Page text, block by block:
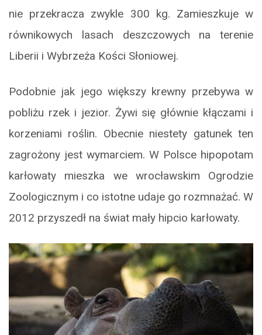
nie przekracza zwykle 300 kg. Zamieszkuje w
równikowych lasach deszczowych na terenie
Liberii i Wybrzeża Kości Słoniowej.
Podobnie jak jego większy krewny przebywa w
pobliżu rzek i jezior. Żywi się głównie kłączami i
korzeniami roślin. Obecnie niestety gatunek ten
zagrożony jest wymarciem. W Polsce hipopotam
karłowaty mieszka we wrocławskim Ogrodzie
Zoologicznym i co istotne udaje go rozmnażać. W
2012 przyszedł na świat mały hipcio karłowaty.